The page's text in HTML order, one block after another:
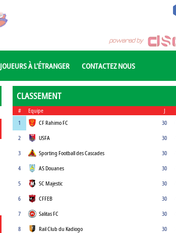
JOUEURS À L'ÉTRANGER CONTACTEZ NOUS
CLASSEMENT
# Equipe J
1
CF Rahimo FC 30
2
USFA 30
3
Sporting Football des Cascades 30
4
AS Douanes 30
5
SC Majestic 30
6
CFFEB 30
7
Salitas FC 30
8
Rail Club du Kadiogo 30